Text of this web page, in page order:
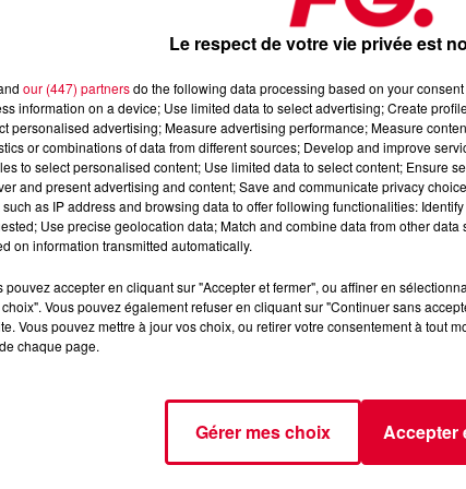
leur propre domaine avec tout d’abord la légende
que l’on retrouvera la semaine prochaine au micro
Le respect de votre vie privée est
our (447) partnersdo the following data processing based on your
information on a device; Use limited data to select advertising; Create
personalised advertising; Measure advertising performance; Measure
or combinations of data from different sources; Develop and improve
to select personalised content; Use limited data to select content; Ensure
and present advertising and content; Save and communicate privacy
such as IP address and browsing data to offer following functionalities:
Use precise geolocation data; Match and combine data from other
on information transmitted automatically.
pouvez accepter en cliquant sur "Accepter et fermer", ou affiner en
Vous pouvez également refuser en cliquant sur "Continuer sans
Vous pouvez mettre à jour vos choix, ou retirer votre consentement à tout
chaque page.
Gérer mes choix Accepter